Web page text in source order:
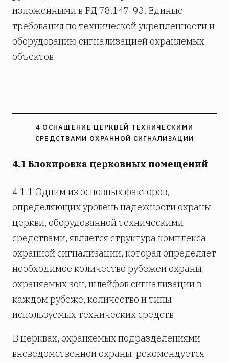
изложенными в РД 78.147-93. Единые
требования по технической укрепленности и
оборудованию сигнализацией охраняемых
объектов.
4 ОСНАЩЕНИЕ ЦЕРКВЕЙ ТЕХНИЧЕСКИМИ
СРЕДСТВАМИ ОХРАННОЙ СИГНАЛИЗАЦИИ
4.1 Блокировка церковных помещений
4.1.1 Одним из основных факторов,
определяющих уровень надежности охраны
церкви, оборудованной техническими
средствами, является структура комплекса
охранной сигнализации, которая определяет
необходимое количество рубежей охраны,
охраняемых зон, шлейфов сигнализации в
каждом рубеже, количество и типы
используемых технических средств.
В церквах, охраняемых подразделениями
вневедомственной охраны, рекомендуется